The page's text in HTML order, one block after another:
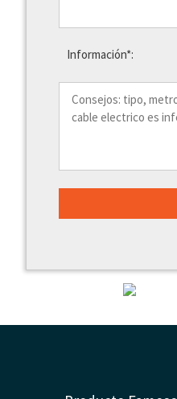
Información*: